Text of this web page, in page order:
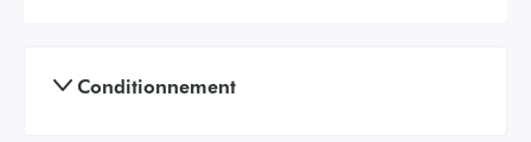
Conditionnement